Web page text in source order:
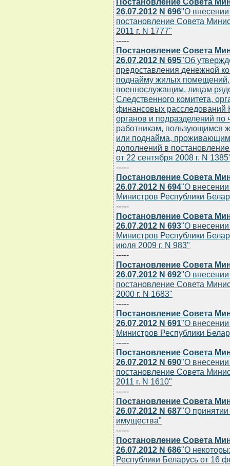
26.07.2012 N 696"О
постановление Совета
2011 г. N 1777"
-----
Постановление Совета
26.07.2012 N 695"Об
предоставления денежной
поднайму жилых
военнослужащим, лицам
Следственного комитета,
финансовых расследований
органов и подразделений
работникам, пользующимся
или поднайма, проживающим
дополнений в
от 22 сентября 2008 г. N
-----
Постановление Совета
26.07.2012 N 694"О
Министров Республики
-----
Постановление Совета
26.07.2012 N 693"О
Министров Республики
июля 2009 г. N 983"
-----
Постановление Совета
26.07.2012 N 692"О
постановление Совета
2000 г. N 1683"
-----
Постановление Совета
26.07.2012 N 691"О
Министров Республики
-----
Постановление Совета
26.07.2012 N 690"О
постановление Совета
2011 г. N 1610"
-----
Постановление Совета
26.07.2012 N 687"О принятии
имущества"
-----
Постановление Совета
26.07.2012 N 686"О
Республики Беларусь от 16